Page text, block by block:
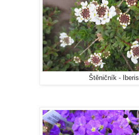
Štěničník - Iberis